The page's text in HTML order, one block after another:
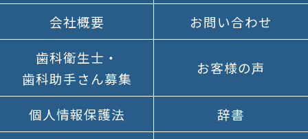
会社概要
お問い合わせ
歯科衛生士 ・
歯科助手さん募集
お客様の声
個人情報保護法
辞書